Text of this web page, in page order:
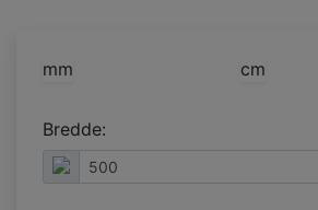
mm cm
Bredde: